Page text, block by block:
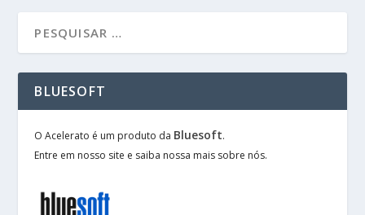
BLUESOFT
O Acelerato é um produto da Bluesoft.
Entre em nosso site e saiba nossa mais sobre nós.